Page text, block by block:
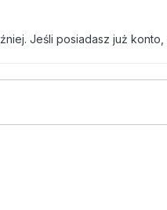
Jeśli posiadasz już konto,